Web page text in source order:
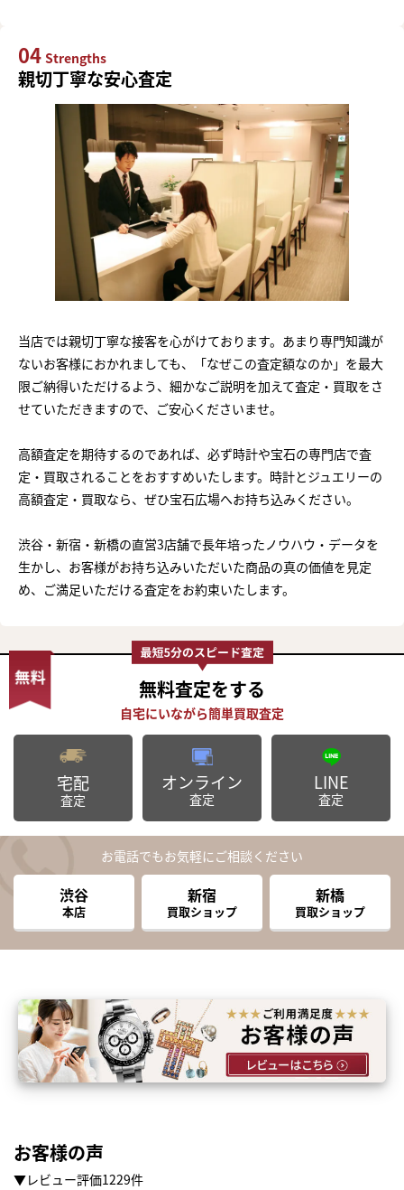
04 Strengths
親切丁寧な安心査定
当店では親切丁寧な接客を心がけております。あまり専門知識が
ないお客様におかれましても、「なぜこの査定額なのか」を最大
限ご納得いただけるよう、細かなご説明を加えて査定・買取をさ
せていただきますので、ご安心くださいませ。
高額査定を期待するのであれば、必ず時計や宝石の専門店で査
定・買取されることをおすすめいたします。時計とジュエリーの
高額査定・買取なら、ぜひ宝石広場へお持ち込みください。
渋谷・新宿・新橋の直営3店舗で長年培ったノウハウ・データを
生かし、お客様がお持ち込みいただいた商品の真の価値を見定
め、ご満足いただける査定をお約束いたします。
無料査定をする
宅配
査定
オンライン
査定
LINE
査定
お電話でもお気軽にご相談ください
渋谷
本店
新宿
買取ショップ
新橋
買取ショップ
お客様の声
▼レビュー評価1229件